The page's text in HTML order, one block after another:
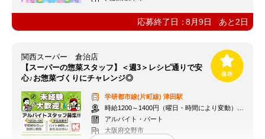
応募終了日：8月9日 あと 2日
関西スーパー 倉治店
【スーパーの惣菜スタッフ】＜週3＞レシピ通りで安
心♪お惣菜づくりにチャレンジ◎
学研都市線(片町線) 津田駅
時給1200～1400円（曜日・時間により変動）+交通費
アルバイト・パート
大阪府交野市